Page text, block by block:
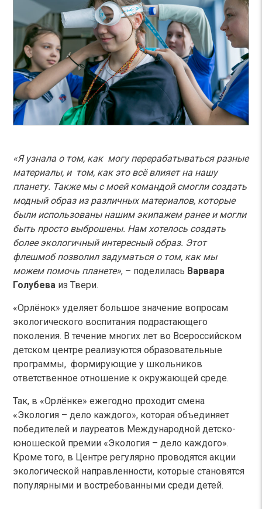
«Я узнала о том, как могу перерабатываться разные
материалы, и том, как это всё влияет на нашу
планету. Также мы с моей командой смогли создать
модный образ из различных материалов, которые
были использованы нашим экипажем ранее и могли
быть просто выброшены. Нам хотелось создать
более экологичный интересный образ. Этот
флешмоб позволил задуматься о том, как мы
можем помочь планете», – поделилась Варвара
Голубева из Твери.
«Орлёнок» уделяет большое значение вопросам
экологического воспитания подрастающего
поколения. В течение многих лет во Всероссийском
детском центре реализуются образовательные
программы, формирующие у школьников
ответственное отношение к окружающей среде.
Так, в «Орлёнке» ежегодно проходит смена
«Экология – дело каждого», которая объединяет
победителей и лауреатов Международной детско-
юношеской премии «Экология – дело каждого».
Кроме того, в Центре регулярно проводятся акции
экологической направленности, которые становятся
популярными и востребованными среди детей.